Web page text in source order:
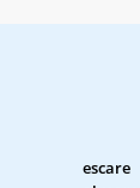
escare